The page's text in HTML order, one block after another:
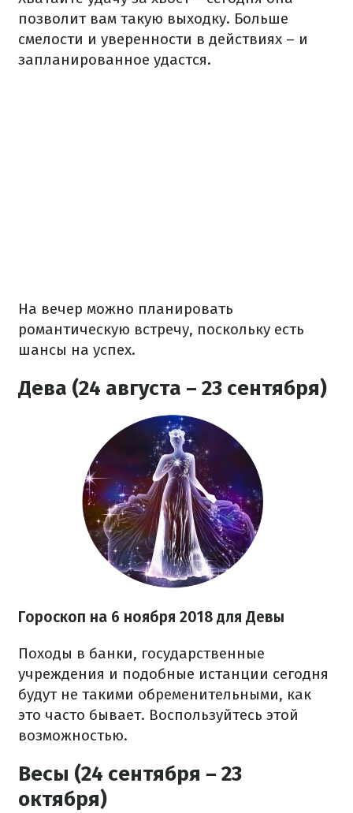
позволит вам такую выходку. Больше
смелости и уверенности в действиях – и
запланированное удастся.
На вечер можно планировать
романтическую встречу, поскольку есть
шансы на успех.
Дева (24 августа – 23 сентября)
Гороскоп на 6 ноября 2018 для Девы
Походы в банки, государственные
учреждения и подобные истанции сегодня
будут не такими обременительными, как
это часто бывает. Воспользуйтесь этой
возможностью.
Весы (24 сентября – 23
октября)